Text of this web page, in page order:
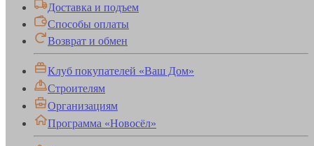
Доставка и подъем
Способы оплаты
Возврат и обмен
Клуб покупателей «Ваш Дом»
Строителям
Организациям
Программа «Новосёл»